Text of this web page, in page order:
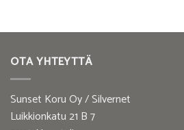
OTA YHTEYTTÄ
Sunset Koru Oy / Silvernet
Luikkionkatu 21 B 7